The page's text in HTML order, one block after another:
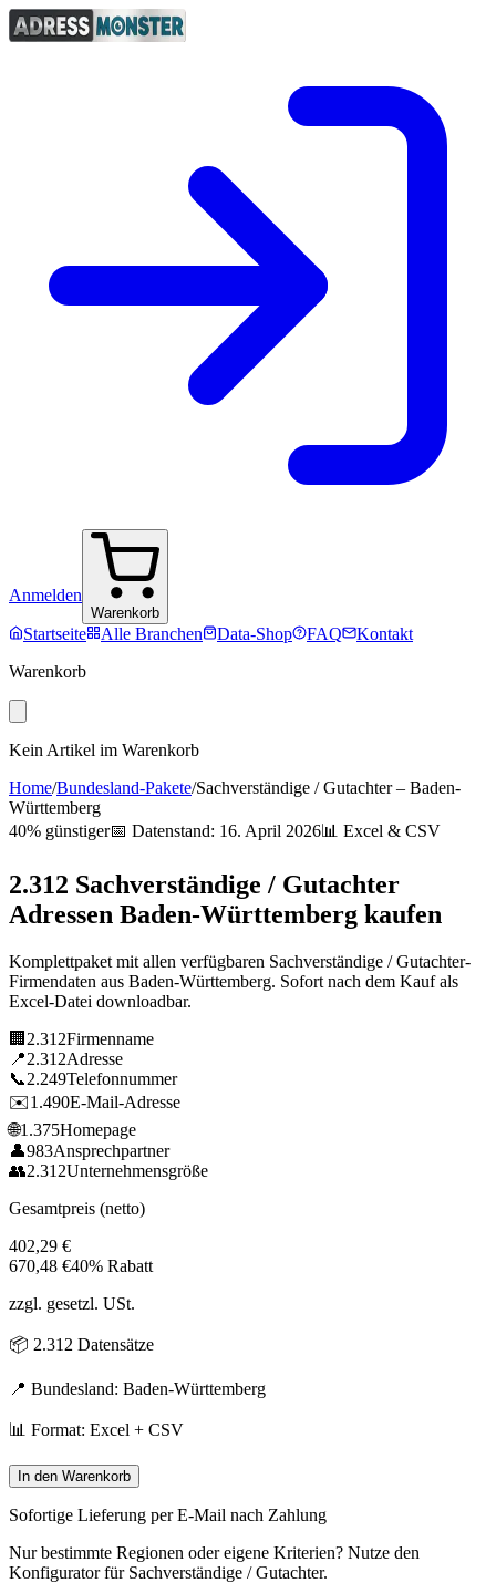
Anmelden
Warenkorb
Startseite Alle Branchen Data-Shop FAQ
Kontakt
Warenkorb
Kein Artikel im Warenkorb
Home/Bundesland-Pakete/Sachverständige / Gutachter– Baden-
Württemberg
40% günstiger📅 Datenstand: 16. April 2026📊 Excel & CSV
2.312 Sachverständige / Gutachter
Adressen Baden-Württemberg kaufen
Komplettpaket mit allen verfügbaren Sachverständige / Gutachter-
Firmendaten aus Baden-Württemberg. Sofort nach dem Kauf als
Excel-Datei downloadbar.
🏢 2.312Firmenname
📍2.312Adresse
📞2.249Telefonnummer
✉️1.490E-Mail-Adresse
🌐1.375Homepage
👤983Ansprechpartner
👥2.312Unternehmensgröße
Gesamtpreis (netto)
402,29 €
670,48 €40% Rabatt
zzgl. gesetzl. USt.
📦 2.312 Datensätze
📍 Bundesland: Baden-Württemberg
📊 Format: Excel + CSV
In den Warenkorb
Sofortige Lieferung per E-Mail nach Zahlung
Nur bestimmte Regionen oder eigene Kriterien? Nutze den
Konfigurator für Sachverständige / Gutachter.